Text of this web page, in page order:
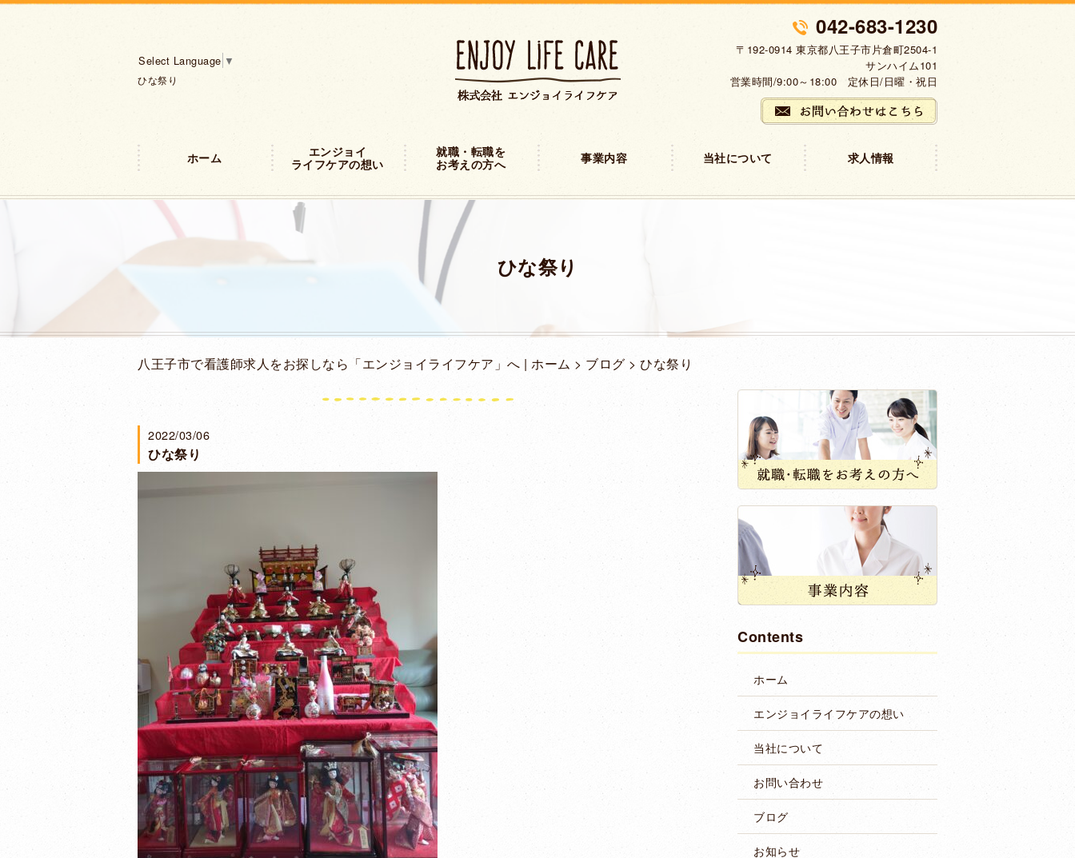
Select Language ▼
ひな祭り
042-683-1230
〒192-0914 東京都八王子市片倉町2504-1
サンハイム101
営業時間/9:00～18:00 定休日/日曜・祝日
ホーム
エンジョイ
ライフケアの想い
就職・転職を
お考えの方へ
事業内容 当社について 求人情報
ひな祭り
八王子市で看護師求人をお探しなら「エンジョイライフケア」へ | ホーム > ブログ > ひな祭り
2022/03/06
ひな祭り
Contents
ホーム
エンジョイ ライフケアの想い
当社について
お問い合わせ
ブログ
お知らせ